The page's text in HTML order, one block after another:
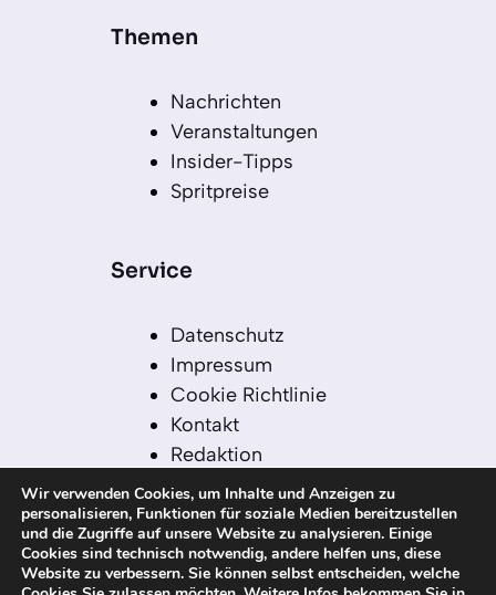
Themen
Nachrichten
Veranstaltungen
Insider-Tipps
Spritpreise
Service
Datenschutz
Impressum
Cookie Richtlinie
Kontakt
Redaktion
Redaktionelle Leitlinien
Sitemap
Einsatz von KI in der
Redaktion
Wir verwenden Cookies, um Inhalte und Anzeigen zu
personalisieren, Funktionen für soziale Medien bereitzustellen
und die Zugriffe auf unsere Website zu analysieren. Einige
Cookies sind technisch notwendig, andere helfen uns, diese
Website zu verbessern. Sie können selbst entscheiden, welche